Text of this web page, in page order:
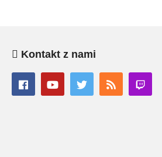
Kontakt z nami